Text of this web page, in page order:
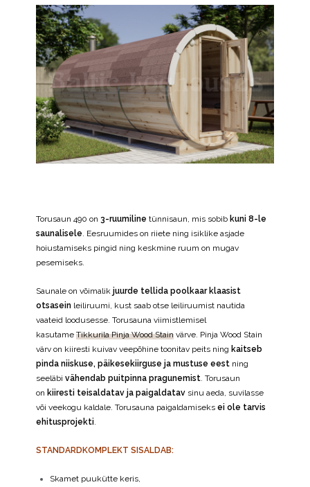
Torusaun 490 on 3-ruumiline tünnisaun, mis sobib kuni 8-le
saunalisele . Eesruumides on riiete ning isiklike asjade
hoiustamiseks pingid ning keskmine ruum on mugav
pesemiseks.
Saunale on võimalik juurde tellida poolkaar klaasist
otsasein leiliruumi, kust saab otse leiliruumist nautida
vaateid loodusesse. Torusauna viimistlemisel
kasutameTikkurila Pinja Wood Stain värve. Pinja Wood Stain
värv on kiiresti kuivav veepõhine toonitav peits ning kaitseb
pinda niiskuse, päikesekiirguse ja mustuse eest ning
seeläbivähendab puitpinna pragunemist . Torusaun
on kiiresti teisaldatav ja paigaldatav sinu aeda, suvilasse
või veekogu kaldale. Torusauna paigaldamiseksei ole tarvis
ehitusprojekti
STANDARDKOMPLEKT SISALDAB:
Skamet puukütte keris,